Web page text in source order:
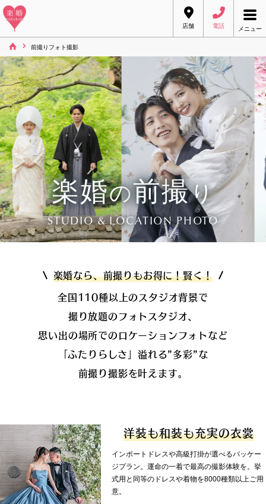
店舗 電話 メニュー
前撮りフォト撮影
楽婚の前撮り
STUDIO & LOCATION PHOTO
楽婚なら、前撮りもお得に！賢く！
全国110種以上のスタジオ背景で
撮り放題のフォトスタジオ、
思い出の場所でのロケーションフォトなど
「ふたりらしさ」溢れる”多彩”な
前撮り撮影を叶えます。
洋装も和装も充実の衣裳
インポートドレスや高級打掛が選べるパッケー
ジプラン。運命の一着で最高の撮影体験を。挙
式用と同等のドレスや着物を8000種類以上ご用
意。